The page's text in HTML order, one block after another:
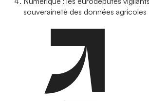
souveraineté des données agricoles